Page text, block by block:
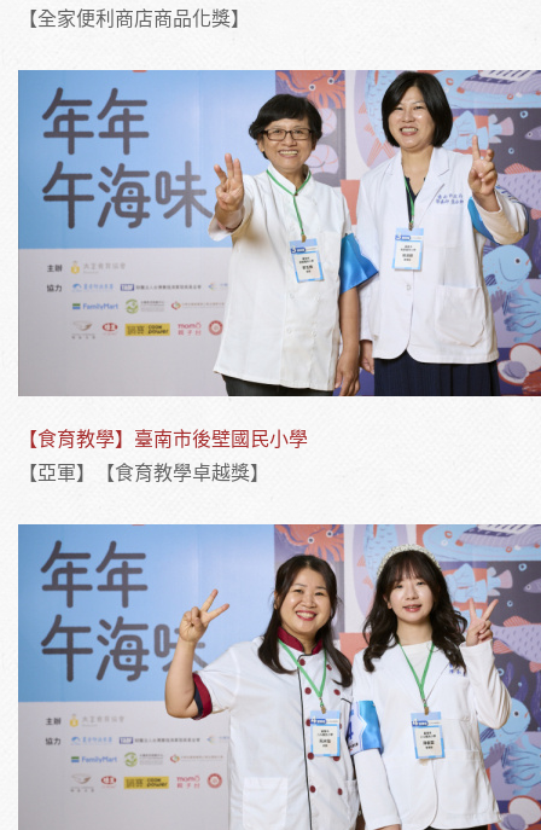
【全家便利商店商品化獎】
【食育教學】臺南市後壁國民小學
【亞軍】【食育教學卓越獎】